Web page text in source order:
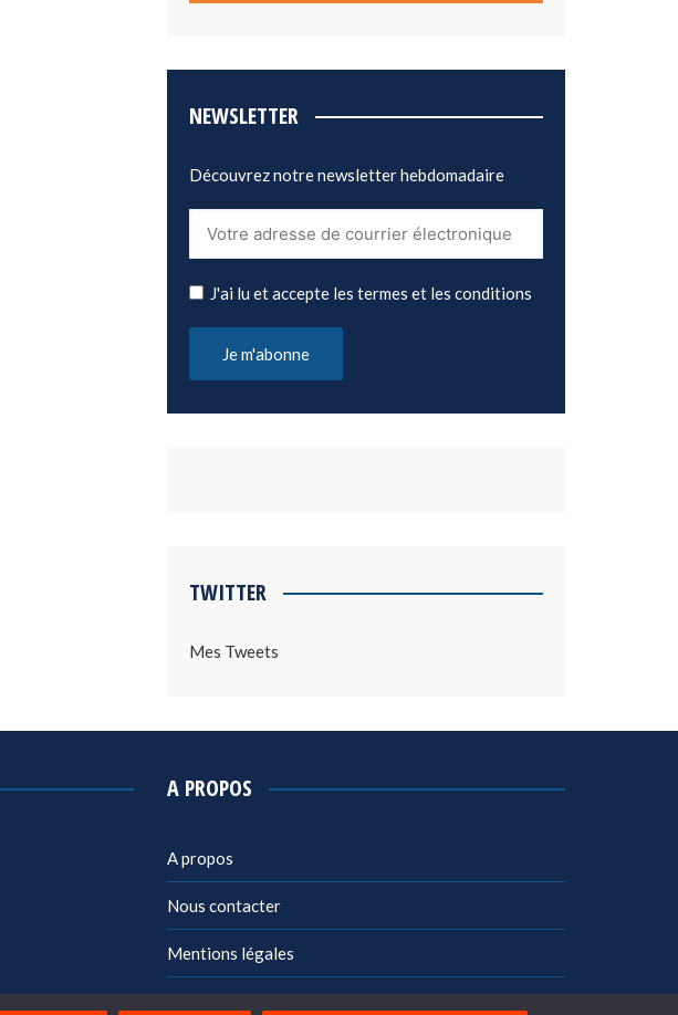
NEWSLETTER
Découvrez notre newsletter hebdomadaire
J'ai lu et accepte les termes et les conditions
TWITTER
Mes Tweets
A PROPOS
A propos
Nous contacter
Mentions légales
Politique de confidentialité